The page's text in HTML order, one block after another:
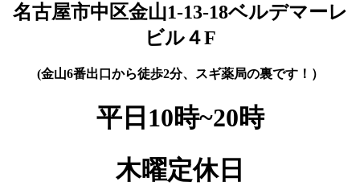
名古屋市中区金山1-13-18ベルデマーレ
ビル４F
(金山6番出口から徒歩2分、スギ薬局の裏です！）
平日10時~20時
木曜定休日